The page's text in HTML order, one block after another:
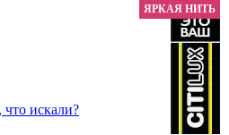
искали?
ЯРКАЯ НИТЬ
ЯРКАЯ НИТЬ
ЯРКАЯ НИТЬ